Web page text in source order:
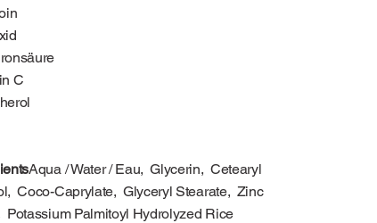
C
Aqua / Water / Eau, Glycerin, Cetearyl
Coco-Caprylate, Glyceryl Stearate, Zinc
Potassium Palmitoyl Hydrolyzed Rice